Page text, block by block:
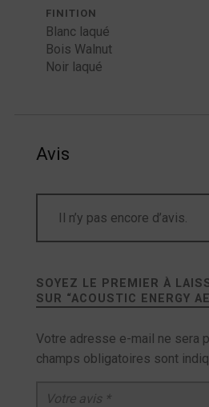
FINITION
Blanc laqué
Bois Walnut
Noir laqué
Avis
Il n’y pas encore d’avis.
SOYEZ LE PREMIER À
SUR “ACOUSTIC ENERGY
Votre adresse e-mail ne sera
champs obligatoires sont